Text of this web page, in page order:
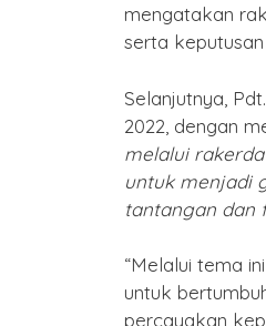
mengatakan
serta
Selanjutnya,
2022, dengan
melalui
untuk menjadi
tantangan dan
“Melalui tema
untuk
percayakan